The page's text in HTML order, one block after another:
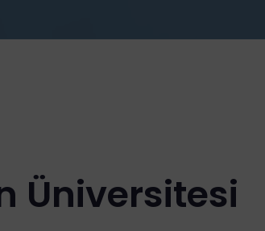
Üniversitesi